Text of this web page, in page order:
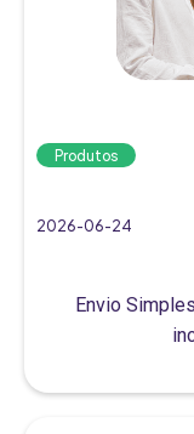
Produtos
2026-06-24
Envio